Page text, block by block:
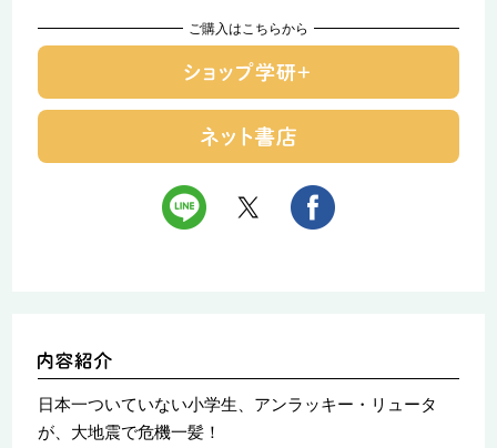
ご購入はこちらから
日本一ついていない小学生、アンラッキー・リュータ
が、大地震で危機一髪！